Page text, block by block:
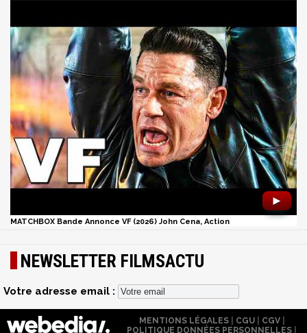
►
MATCHBOX Bande Annonce VF (2026) John Cena, Action
NEWSLETTER FILMSACTU
Votre adresse email :
MENTIONS LÉGALES| CGU| CGV|
POLITIQUE DONNÉES PERSONNELLES